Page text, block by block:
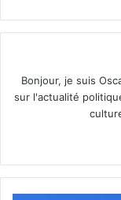
Bonjour, je suis
sur l'actualité